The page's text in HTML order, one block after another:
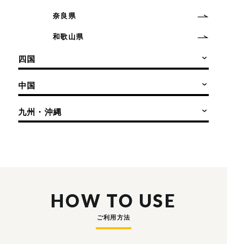
奈良県
和歌山県
四国
中国
九州・沖縄
HOW TO USE
ご利用方法